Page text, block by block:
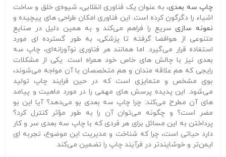
چاپ سه‌ بعدی، به‌ عنوان یک فناوری انقلابی، شیوه‌ی خلق و ساخت
اشیاء را دگرگون کرده است. این فناوری امکان طراحی‌ های پیچیده و
نمونه‌ سازیسریع را فراهم می‌کند و به همین دلیل در صنایع
متنوعی از هوافضا گرفته تا پزشکی، به‌ طور گسترده‌ ای مورد
استفاده قرار می‌گیرد. اما همانند هر فناوری نوآورانه‌ای، چاپ سه‌
بعدی نیز با چالش‌ های خاص خود همراه است. یکی از مشکلات
رایجی که هم علاقه‌ مندان و هم متخصصان با آن مواجه می‌شوند،
بوی مشخص و متمایزی است که در حین فرایند چاپ تولید
می‌شود. این پدیده پرسش‌ های مهمی را در مورد ماهیت و پیامد
های آن مطرح می‌کند: چرا چاپ سه‌ بعدی بو می‌دهد؟ آیا این بو
مضر است؟ و چگونه می‌توان آن را به‌ طور مؤثر کنترل کرد؟
پرداختن به این مسائل برای هر فردی که با چاپ سه‌ بعدی سر و کار
دارد حیاتی است، چرا که شناخت و مدیریت این موضوع، تجربه‌ ای
ایمن‌تر و خوشایندتر در فرآیند چاپ را تضمین می‌کند.